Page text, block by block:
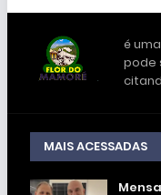
é
pode
MAIS ACESSADAS